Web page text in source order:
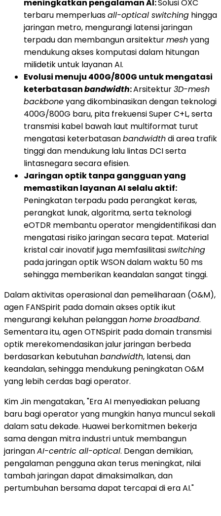
meningkatkan pengalaman AI:Solusi OXC
terbaru memperluasall-optical switching hingga
jaringan metro, mengurangi latensi jaringan
terpadu dan membangun arsitekturmeshyang
mendukung akses komputasi dalam hitungan
milidetik untuk layanan AI.
Evolusi menuju 400G/800G untuk mengatasi
keterbatasanbandwidth:Arsitektur3D-mesh
backboneyang dikombinasikan dengan teknologi
400G/800G baru, pita frekuensi Super C+L, serta
transmisi kabel bawah laut multiformat turut
mengatasi keterbatasanbandwidthdi area trafik
tinggi dan mendukung lalu lintas DCI serta
lintasnegara secara efisien.
Jaringan optik tanpa gangguan yang
memastikan layanan AI selalu aktif:
Peningkatan terpadu pada perangkat keras,
perangkat lunak, algoritma, serta teknologi
eOTDR membantu operator mengidentifikasi dan
mengatasi risiko jaringan secara tepat. Material
kristal cair inovatif juga memfasilitasiswitching
pada jaringan optik WSON dalam waktu 50 ms
sehingga memberikan keandalan sangat tinggi.
Dalam aktivitas operasional dan pemeliharaan (O&M),
agen FANSpirit pada domain akses optik ikut
mengurangi keluhan pelangganhomebroadband.
Sementara itu, agen OTNSpirit pada domain transmisi
optik merekomendasikan jalur jaringan berbeda
berdasarkan kebutuhanbandwidth, latensi, dan
keandalan, sehingga mendukung peningkatan O&M
yang lebih cerdas bagi operator.
Kim Jin mengatakan, "Era AI menyediakan peluang
baru bagi operator yang mungkin hanya muncul sekali
dalam satu dekade. Huawei berkomitmen bekerja
sama dengan mitra industri untuk membangun
jaringanAI-centric all-optical. Dengan demikian,
pengalaman pengguna akan terus meningkat, nilai
tambah jaringan dapat dimaksimalkan, dan
pertumbuhan bersama dapat tercapai di era AI."